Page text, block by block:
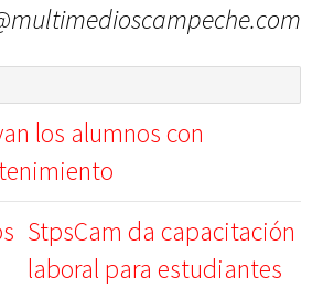
los alumnos con
StpsCam da capacitación
laboral para estudiantes